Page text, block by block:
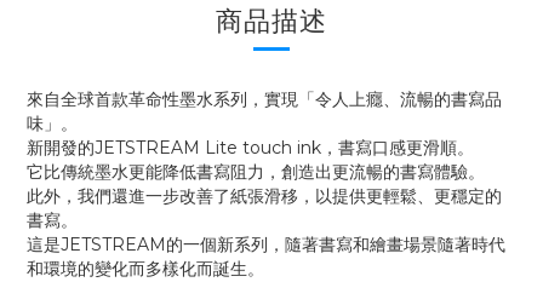
商品描述
來自全球首款革命性墨水系列，實現「令人上癮、流暢的書寫品
味」。
新開發的JETSTREAM Lite touch ink，書寫口感更滑順。
它比傳統墨水更能降低書寫阻力，創造出更流暢的書寫體驗。
此外，我們還進一步改善了紙張滑移，以提供更輕鬆、更穩定的
書寫。
這是JETSTREAM的一個新系列，隨著書寫和繪畫場景隨著時代
和環境的變化而多樣化而誕生。